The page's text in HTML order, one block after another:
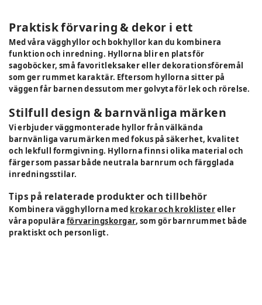
Praktisk förvaring & dekor i ett
Med våra vägghyllor och bokhyllor kan du kombinera
funktion och inredning. Hyllorna blir en plats för
sagoböcker, små favoritleksaker eller dekorationsföremål
som ger rummet karaktär. Eftersom hyllorna sitter på
väggen får barnen dessutom mer golvyta för lek och rörelse.
Stilfull design & barnvänliga märken
Vi erbjuder väggmonterade hyllor från välkända
barnvänliga varumärken med fokus på säkerhet, kvalitet
och lekfull formgivning. Hyllorna finns i olika material och
färger som passar både neutrala barnrum och färgglada
inredningsstilar.
Tips på relaterade produkter och tillbehör
Kombinera vägghyllorna med krokar och kroklistereller
våra populära förvaringskorgar, som gör barnrummet både
praktiskt och personligt.